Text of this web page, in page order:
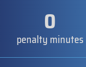
0
penalty minutes